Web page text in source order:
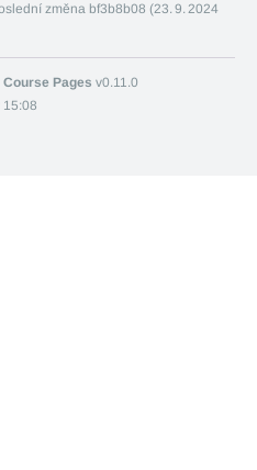
změna bf3b8b08 (23. 9. 2024
Course Pages v0.11.0
15:08